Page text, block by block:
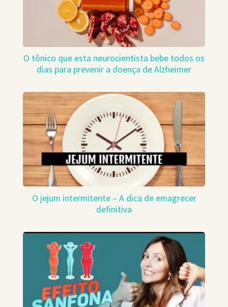
O tônico que esta neurocientista bebe todos os
dias para prevenir a doença de Alzheimer
O jejum intermitente – A dica de emagrecer
definitiva